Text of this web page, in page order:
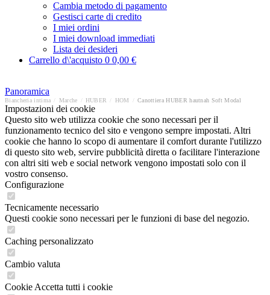
Cambia metodo di pagamento
Gestisci carte di credito
I miei ordini
I miei download immediati
Lista dei desideri
Carrello d\'acquisto 0 0,00 €
Panoramica
Biancheria intima Marche HUBER HOM Canottiera HUBER hautnah Soft Modal
Impostazioni dei cookie
Questo sito web utilizza cookie che sono necessari per il
funzionamento tecnico del sito e vengono sempre impostati. Altri
cookie che hanno lo scopo di aumentare il comfort durante l'utilizzo
di questo sito web, servire pubblicità diretta o facilitare l'interazione
con altri siti web e social network vengono impostati solo con il
vostro consenso.
Configurazione
Tecnicamente necessario
Questi cookie sono necessari per le funzioni di base del negozio.
Caching personalizzato
Cambio valuta
Cookie Accetta tutti i cookie